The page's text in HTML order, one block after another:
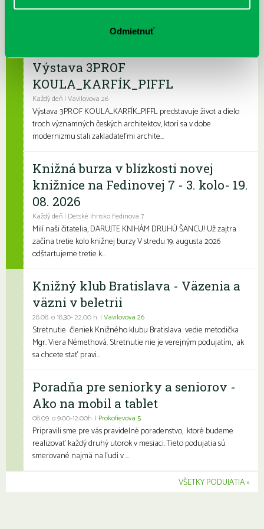
Odmietnuť
Leto je konečne tu a my sme pre vás namiešali pestrý letný
pre deti, čítanie na kúpalisko ...
Výstava 3PROF
KOULA_KARFÍK_PIFFL
Každý deň | Vavilovova 26
Výstava 3PROF KOULA_KARFÍK_PIFFL predstavuje život a dielo
troch významných českých architektov, ktorí sa v dobe
modernizmu stali zakladateľmi archite...
Knižná burza v blízkosti novej
knižnice na Fedinovej 7 - 3. kolo- 19.
08. 2026
Každý deň | Detské ihrisko Fedinova 7
Milí naši čitatelia, DARUJTE KNIHÁM DRUHÚ ŠANCU! Už zajtra
začína tretie kolo knižnej burzy V stredu 19. augusta 2026
odštartujeme tretie k...
Knižný klub Bratislava - Väzenia a
väzni v beletrii
28.08. o 18,30- 22,00 h. | Vavilovova 26
Stretnutie členiek Knižného klubu Bratislava vedie metodička
Mgr. Viera Némethová. Stretnutie nie je verejným podujatím, ak
sa chcete stať pravi...
Poradňa pre seniorky a seniorov -
Ako na mobil a tablet
08.09. o 9:00-12:00h. | Prokofievova 5
Pripravili sme pre vás pravidelné poradenstvo, ktoré budeme
realizovať každý druhý utorok v mesiaci. Tieto podujatia sú
smerované najmä na ľudí v ...
VŠETKY PODUJATIA